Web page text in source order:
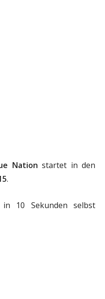
Nation startet in den
.
10 Sekunden selbst